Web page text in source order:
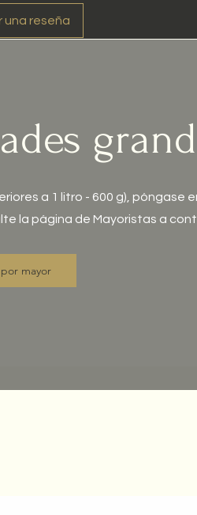
una reseña
a 1 litro - 600 g), póngase
la página de Mayoristas a
mayor